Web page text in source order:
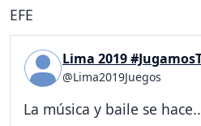
EFE
Lima 2019
@Lima2019Juegos
La música y baile se